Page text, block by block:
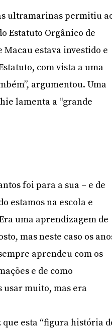
ultramarinas permitiu
Estatuto Orgânico de
Macau estava investido e
com vista a uma
argumentou. Uma
lamenta a “grande
foi para a sua – e de
estamos na escola e
uma aprendizagem de
mas neste caso os
aprendeu com os
e de como
usar muito, mas era
esta “figura história